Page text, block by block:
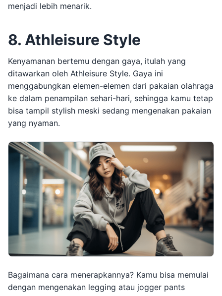
menjadi lebih menarik.
8. Athleisure Style
Kenyamanan bertemu dengan gaya, itulah yang
ditawarkan oleh Athleisure Style. Gaya ini
menggabungkan elemen-elemen dari pakaian olahraga
ke dalam penampilan sehari-hari, sehingga kamu tetap
bisa tampil stylish meski sedang mengenakan pakaian
yang nyaman.
Bagaimana cara menerapkannya? Kamu bisa memulai
dengan mengenakan legging atau jogger pants